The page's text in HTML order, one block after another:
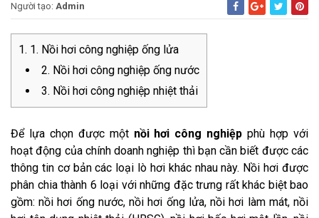
Người tạo: Admin
1. Nồi hơi công nghiệp ống lửa
2. Nồi hơi công nghiệp ống nước
3. Nồi hơi công nghiệp nhiệt thải
Để lựa chọn được một nồi hơi công nghiệp phù hợp với
hoạt động của chính doanh nghiệp thì bạn cần biết được các
thông tin cơ bản các loại lò hơi khác nhau này. Nồi hơi được
phân chia thành 6 loại với những đặc trưng rất khác biệt bao
gồm: nồi hơi ống nước, nồi hơi ống lửa, nồi hơi làm mát, nồi